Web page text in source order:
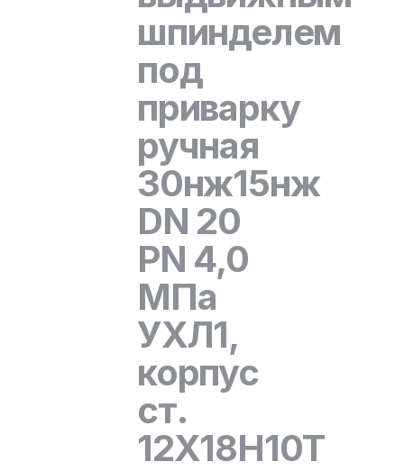
шпинделем
под
приварку
ручная
30нж15нж
DN 20
PN 4,0
МПа
УХЛ1,
корпус
ст.
12Х18Н10Т